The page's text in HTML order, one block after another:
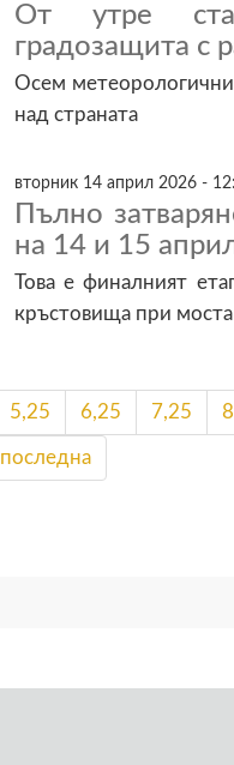
От утре
градозащита с
Осем
над страната
вторник 14 април 2026 -
Пълно
на 14 и 15
Това е финалният
кръстовища при
5,25 6,25 7,25
последна